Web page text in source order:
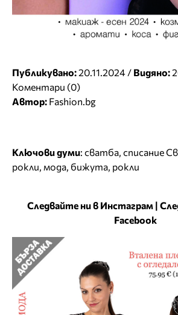
Публикувано:20.11.2024 / Видяно:
Коментари (0)
Автор: Fashion.bg
Ключови думи: сватба, списание
рокли, мода, бижута, рокли
Следвайте ни в Инстаграм |
Facebook